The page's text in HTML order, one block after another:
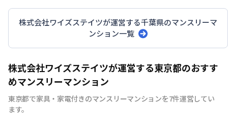
株式会社ワイズステイツが運営する千葉県のマンスリーマ
ンション一覧
株式会社ワイズステイツが運営する東京都のおすす
めマンスリーマンション
東京都で家具・家電付きのマンスリーマンションを7件運営してい
ます。